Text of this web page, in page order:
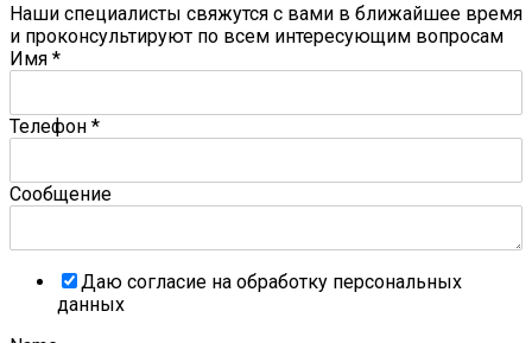
Наши специалисты свяжутся с вами в ближайшее время
и проконсультируют по всем интересующим вопросам
Имя *
Телефон *
Сообщение
Даю согласие на обработку персональных
данных